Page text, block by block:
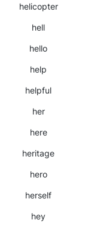
helicopter
hell
hello
help
helpful
her
here
heritage
hero
herself
hey